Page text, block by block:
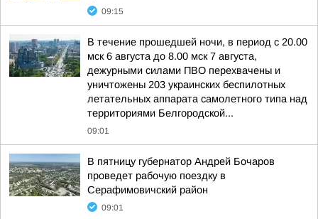
09:15
В течение прошедшей ночи, в период с 20.00
мск 6 августа до 8.00 мск 7 августа,
дежурными силами ПВО перехвачены и
уничтожены 203 украинских беспилотных
летательных аппарата самолетного типа над
территориями Белгородской...
09:01
В пятницу губернатор Андрей Бочаров
проведет рабочую поездку в
Серафимовичский район
09:01